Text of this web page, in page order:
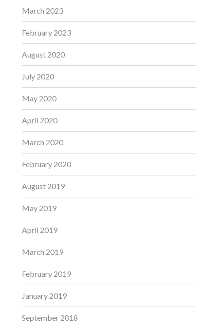
March 2023
February 2023
August 2020
July 2020
May 2020
April 2020
March 2020
February 2020
August 2019
May 2019
April 2019
March 2019
February 2019
January 2019
September 2018